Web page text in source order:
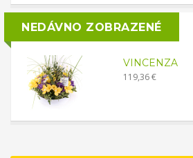
NEDÁVNO ZOBRAZENÉ
VINCENZA
119,36 €